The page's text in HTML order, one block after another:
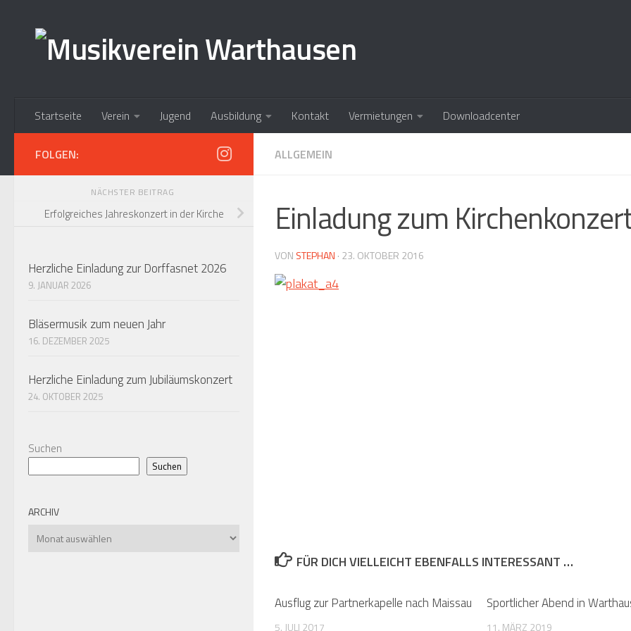
Startseite Verein Jugend Ausbildung Kontakt Vermietungen Downloadcenter
ALLGEMEIN
Einladung zum
VON STEPHAN · 23. OKTOBER 2016
FÜR DICH VIELLEICHT EBENFALLS INTERESSANT …
Ausflug zur Partnerkapelle nach Maissau
5. JULI 2017
Sportlicher Abend in
11. MÄRZ 2019
FOLGEN:
NÄCHSTER BEITRAG
Erfolgreiches Jahreskonzert in der Kirche
Herzliche Einladung zur Dorffasnet 2026
9. JANUAR 2026
Bläsermusik zum neuen Jahr
16. DEZEMBER 2025
Herzliche Einladung zum Jubiläumskonzert
24. OKTOBER 2025
Suchen
Suchen
ARCHIV
Archiv